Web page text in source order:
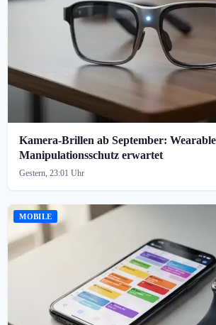
Kamera-Brillen ab September:
Manipulationsschutz erwartet
Gestern, 23:01 Uhr
MOBILE